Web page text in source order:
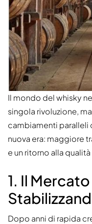
Il mondo del whisky
singola rivoluzione,
cambiamenti paralleli
nuova era: maggiore
e un ritorno alla
1. Il
Dopo anni di rapida